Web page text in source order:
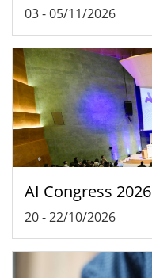
03-05/11/2026
AI Congress 2026
20-22/10/2026